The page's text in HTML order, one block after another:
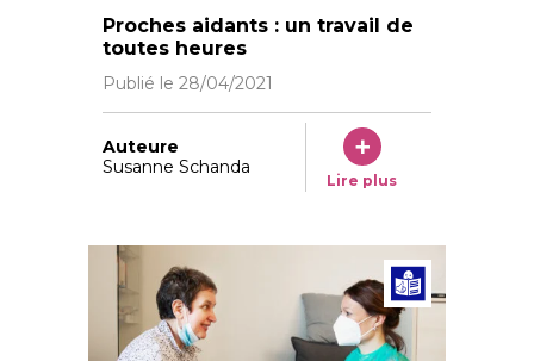
Chez les Mettler, c’est Helena qui s’occupe en
Proches aidants : un travail de
toutes heures
Publié le 28/04/2021
Auteure
Susanne Schanda
Lire plus
Article